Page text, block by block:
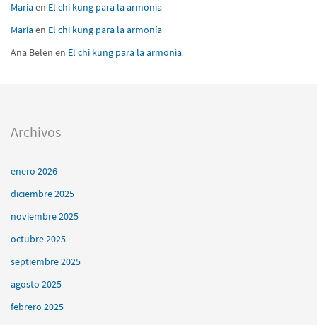
Maríaen El chi kung para la armonía
Maríaen El chi kung para la armonía
Ana Belén en El chi kung para la armonía
Archivos
enero 2026
diciembre 2025
noviembre 2025
octubre 2025
septiembre 2025
agosto 2025
febrero 2025